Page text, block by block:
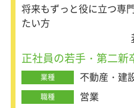
将来もずっと役に立つ専
たい方
正社員の若手・第二新
業種 不動産・建
職種 営業